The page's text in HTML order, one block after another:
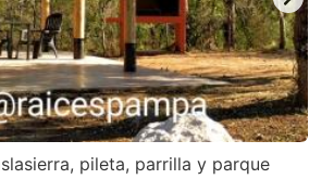
pileta, parrilla y parque